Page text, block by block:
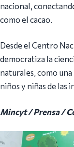
nacional,
como el cacao.
Desde el Centro
democratiza la
naturales, como
niños y niñas de las
Mincyt / Prensa /